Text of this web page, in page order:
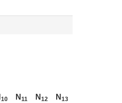
10 N 11 N 12 N 13